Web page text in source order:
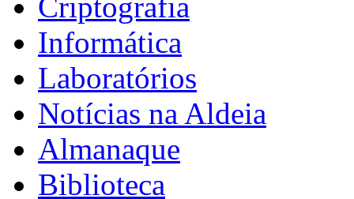
Criptografia
Informática
Laboratórios
Notícias na Aldeia
Almanaque
Biblioteca